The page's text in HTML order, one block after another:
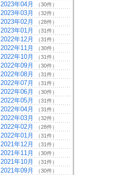
2023年04月 （30件）
2023年03月 （32件）
2023年02月 （28件）
2023年01月 （31件）
2022年12月 （31件）
2022年11月 （30件）
2022年10月 （31件）
2022年09月 （30件）
2022年08月 （31件）
2022年07月 （31件）
2022年06月 （30件）
2022年05月 （31件）
2022年04月 （31件）
2022年03月 （32件）
2022年02月 （28件）
2022年01月 （31件）
2021年12月 （31件）
2021年11月 （30件）
2021年10月 （31件）
2021年09月 （30件）